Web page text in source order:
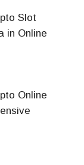
Slot
in Online
Online